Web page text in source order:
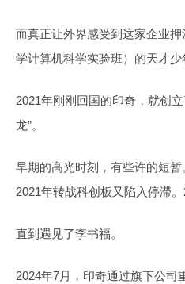
而真正让外界感受到这家企业
学计算机科学实验班）的天才
2021年刚刚回国的印奇，就创
龙”。
早期的高光时刻，有些许的短
2021年转战科创板又陷入停滞
直到遇见了李书福。
2024年7月，印奇通过旗下公司